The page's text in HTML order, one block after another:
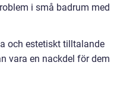
i små badrum med
och estetiskt tilltalande
vara en nackdel för dem